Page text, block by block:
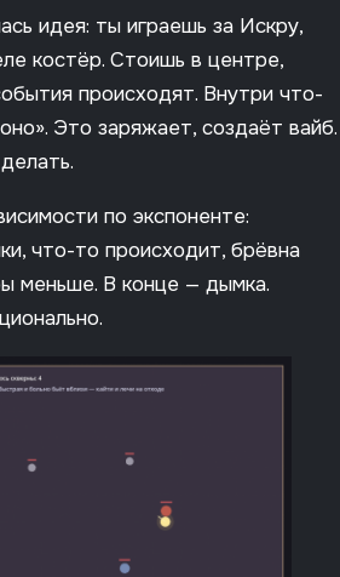
идея: ты играешь за Искру,
костёр. Стоишь в центре,
происходят. Внутри что-
Это заряжает, создаёт вайб.
по экспоненте:
что-то происходит, брёвна
меньше. В конце — дымка.